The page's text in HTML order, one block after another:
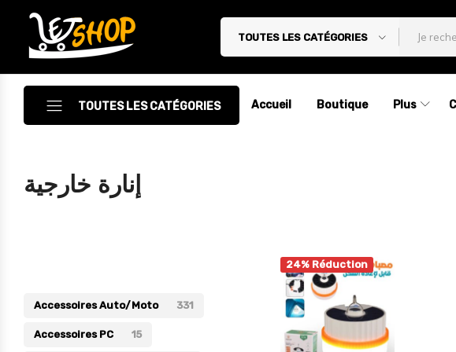
Letshop.dz
TOUTES LES CATÉGORIES
TOUTES LES CATÉGORIES
Accessoires
Accessoires Auto/Moto
Décoration
Electroménager
Accueil Boutique Plus
إنارة خارجية
24% Réduction
Accessoires Auto/Moto 331
Accessoires PC 15